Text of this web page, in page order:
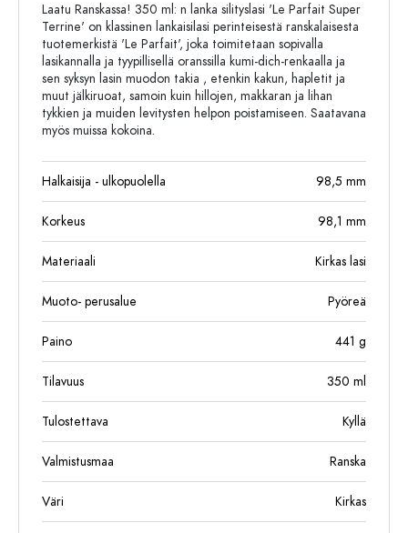
Laatu Ranskassa! 350 ml: n lanka silityslasi 'Le Parfait Super
Terrine' on klassinen lankaisilasi perinteisestä ranskalaisesta
tuotemerkistä 'Le Parfait', joka toimitetaan sopivalla
lasikannalla ja tyypillisellä oranssilla kumi-dich-renkaalla ja
sen syksyn lasin muodon takia , etenkin kakun, hapletit ja
muut jälkiruoat, samoin kuin hillojen, makkaran ja lihan
tykkien ja muiden levitysten helpon poistamiseen. Saatavana
myös muissa kokoina.
Halkaisija - ulkopuolella 98,5 mm
Korkeus 98,1 mm
Materiaali Kirkas lasi
Muoto- perusalue Pyöreä
Paino 441 g
Tilavuus 350 ml
Tulostettava Kyllä
Valmistusmaa Ranska
Väri Kirkas